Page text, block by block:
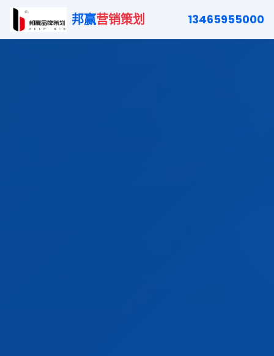
邦赢营销策划 13465955000